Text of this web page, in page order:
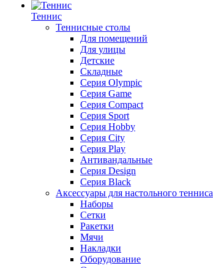
Теннис
Теннисные столы
Для помещений
Для улицы
Детские
Складные
Серия Olympic
Серия Game
Серия Compact
Серия Sport
Серия Hobby
Серия City
Серия Play
Антивандальные
Серия Design
Серия Black
Аксессуары для настольного тенниса
Наборы
Сетки
Ракетки
Мячи
Накладки
Оборудование